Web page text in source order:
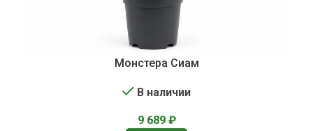
Монстера Сиам
В наличии
9 689 ₽